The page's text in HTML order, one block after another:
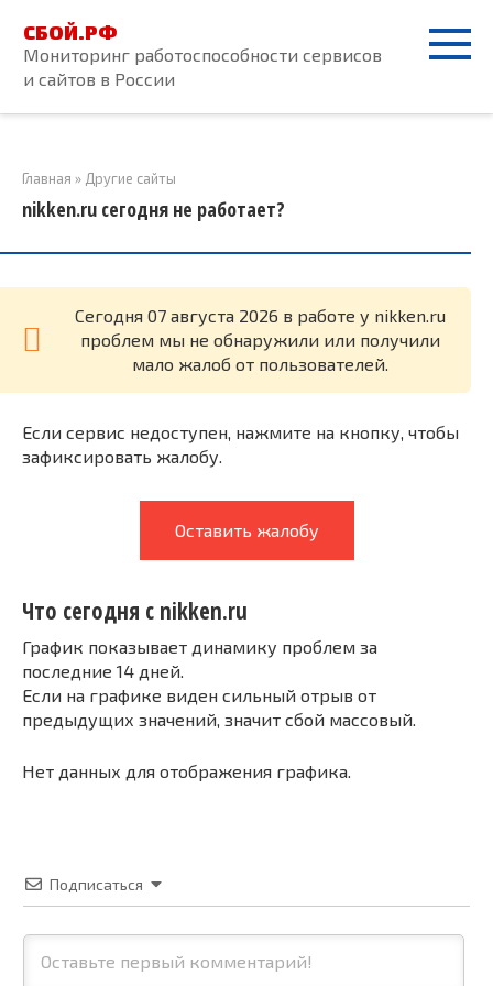
контенту
СБОЙ.РФ
Мониторинг работоспособности сервисов
и сайтов в России
Главная » Другие сайты
nikken.ru сегодня не работает?
Cегодня 07 августа 2026 в работе у nikken.ru
проблем мы не обнаружили или получили
мало жалоб от пользователей.
Если сервис недоступен, нажмите на кнопку, чтобы
зафиксировать жалобу.
Оставить жалобу
Что сегодня с nikken.ru
График показывает динамику проблем за
последние 14 дней.
Если на графике виден сильный отрыв от
предыдущих значений, значит сбой массовый.
Нет данных для отображения графика.
Подписаться